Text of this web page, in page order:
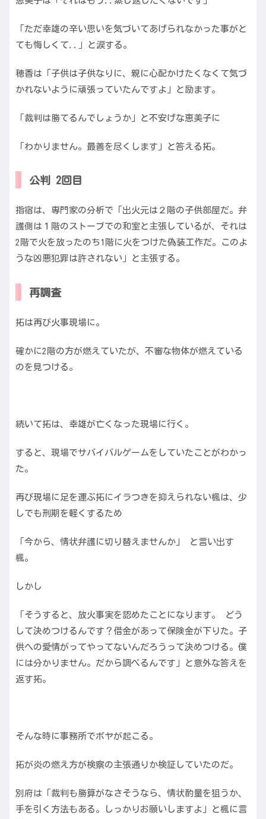
「ただ幸雄の辛い思いを気づいてあげられなかった事がと
ても悔しくて..」と涙する。
穂香は「子供は子供なりに、親に心配かけたくなくて気づ
かれないように頑張っていたんですよ」と励ます。
「裁判は勝てるんでしょうか」と不安げな恵美子に
「わかりません。最善を尽くします」と答える拓。
公判 2回目
指宿は、専門家の分析で「出火元は２階の子供部屋だ。弁
護側は１階のストーブでの和室と主張しているが、それは
2階で火を放ったのち1階に火をつけた偽装工作だ。このよ
うな凶悪犯罪は許されない」と主張する。
再調査
拓は再び火事現場に。
確かに2階の方が燃えていたが、不審な物体が燃えている
のを見つける。
続いて拓は、幸雄が亡くなった現場に行く。
すると、現場でサバイバルゲームをしていたことがわかっ
た。
再び現場に足を運ぶ拓にイラつきを抑えられない楓は、少
しでも刑期を軽くするため
「今から、情状弁護に切り替えませんか」 と言い出す
楓。
しかし
「そうすると、放火事実を認めたことになります。 どう
して決めつけるんです？借金があって保険金が下りた。子
供への愛情がってやってないんだろうって決めつける。僕
には分かりません。だから調べるんです」と意外な答えを
返す拓。
そんな時に事務所でボヤが起こる。
拓が炎の燃え方が検察の主張通りか検証していたのだ。
別府は「裁判も勝算がなさそうなら、情状酌量を狙うか、
手を引く方法もある。しっかりお願いしますよ」と楓に言